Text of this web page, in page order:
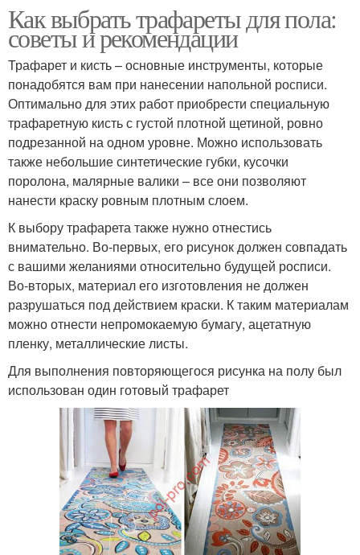
Как выбрать трафареты для пола:
советы и рекомендации
Трафарет и кисть – основные инструменты, которые
понадобятся вам при нанесении напольной росписи.
Оптимально для этих работ приобрести специальную
трафаретную кисть с густой плотной щетиной, ровно
подрезанной на одном уровне. Можно использовать
также небольшие синтетические губки, кусочки
поролона, малярные валики – все они позволяют
нанести краску ровным плотным слоем.
К выбору трафарета также нужно отнестись
внимательно. Во-первых, его рисунок должен совпадать
с вашими желаниями относительно будущей росписи.
Во-вторых, материал его изготовления не должен
разрушаться под действием краски. К таким материалам
можно отнести непромокаемую бумагу, ацетатную
пленку, металлические листы.
Для выполнения повторяющегося рисунка на полу был
использован один готовый трафарет